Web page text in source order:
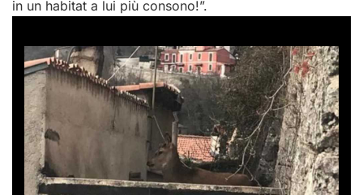
in un habitat a lui più consono!”.